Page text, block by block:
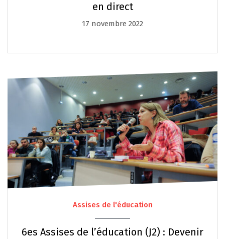
en direct
17 novembre 2022
Assises de l'éducation
6es Assises de l’éducation (J2) : Devenir